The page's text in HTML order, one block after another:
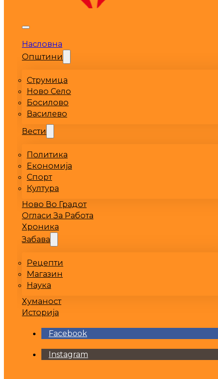
Насловна
Општини
Струмица
Ново Село
Босилово
Василево
Вести
Политика
Економија
Спорт
Култура
Ново Во Градот
Огласи За Работа
Хроника
Забава
Рецепти
Магазин
Наука
Хуманост
Историја
Facebook
Instagram